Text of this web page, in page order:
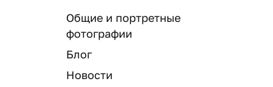
Общие и портретные
фотографии
Блог
Новости